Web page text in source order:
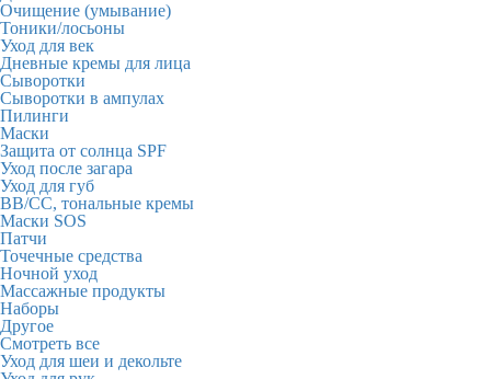
Очищение (умывание)
Тоники/лосьоны
Уход для век
Дневные кремы для лица
Сыворотки
Сыворотки в ампулах
Пилинги
Маски
Защита от солнца SPF
Уход после загара
Уход для губ
BB/CC, тональные кремы
Маски SOS
Патчи
Точечные средства
Ночной уход
Массажные продукты
Наборы
Другое
Смотреть все
Уход для шеи и декольте